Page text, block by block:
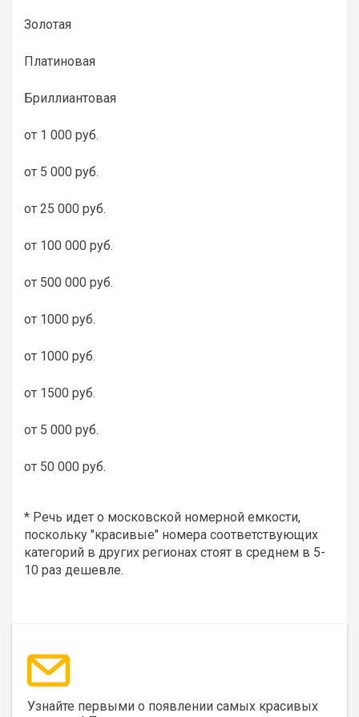
Золотая
Платиновая
Бриллиантовая
от 1 000 руб.
от 5 000 руб.
от 25 000 руб.
от 100 000 руб.
от 500 000 руб.
от 1000 руб.
от 1000 руб.
от 1500 руб.
от 5 000 руб.
от 50 000 руб.
* Речь идет о московской номерной емкости,
поскольку "красивые" номера соответствующих
категорий в других регионах стоят в среднем в 5-
10 раз дешевле.
Узнайте первыми о появлении самых красивых